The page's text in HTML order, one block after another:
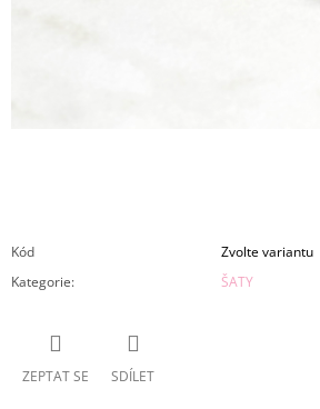
Kód
Zvolte variantu
Kategorie: ŠATY
ZEPTAT SE SDÍLET